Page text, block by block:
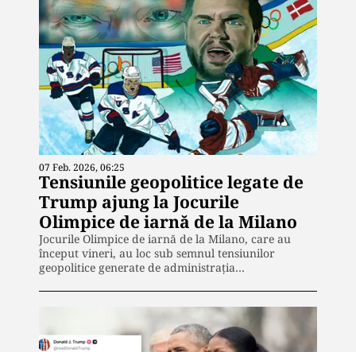
07 Feb. 2026, 06:25
Tensiunile geopolitice legate de
Trump ajung la Jocurile
Olimpice de iarnă de la Milano
Jocurile Olimpice de iarnă de la Milano, care au
început vineri, au loc sub semnul tensiunilor
geopolitice generate de administrația…